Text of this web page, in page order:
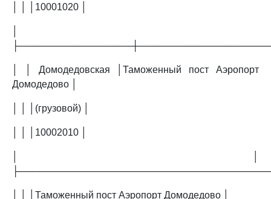
│ │ │10001020 │
│ │ Домодедовская │Таможенный пост Аэропорт
Домодедово │
│ │ │(грузовой) │
│ │ │10002010 │
│ │ │Таможенный пост Аэропорт Домодедово │